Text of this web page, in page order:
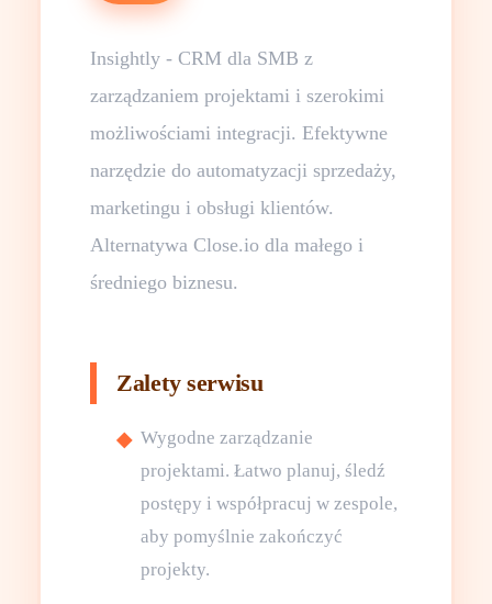
Insightly - CRM dla SMB z
zarządzaniem projektami i szerokimi
możliwościami integracji. Efektywne
narzędzie do automatyzacji sprzedaży,
marketingu i obsługi klientów.
Alternatywa Close.io dla małego i
średniego biznesu.
Zalety serwisu
Wygodne zarządzanie
projektami. Łatwo planuj, śledź
postępy i współpracuj w zespole,
aby pomyślnie zakończyć
projekty.